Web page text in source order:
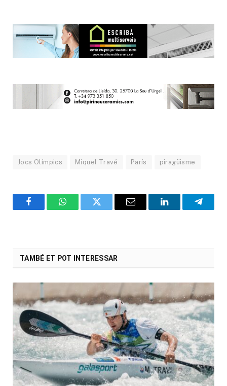
Jocs Olímpics Miquel Travé París piragüisme
FacebookWhatsAppTwitter Email LinkedIn
TAMBÉ ET POT INTERESSAR